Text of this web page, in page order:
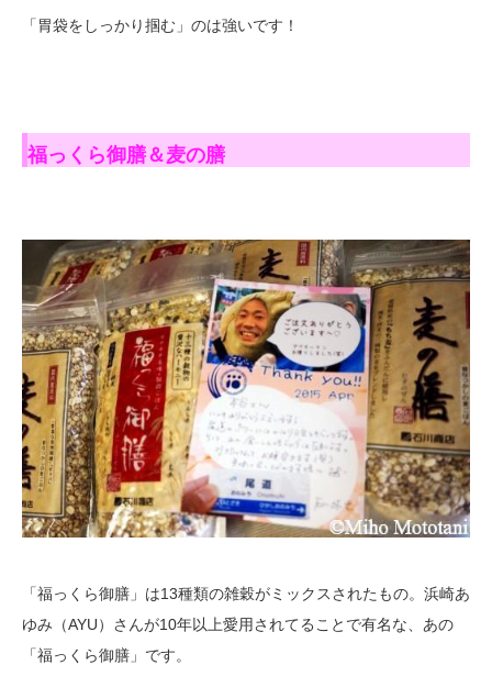
「胃袋をしっかり掴む」のは強いです！
福っくら御膳＆麦の膳
「福っくら御膳」は13種類の雑穀がミックスされたもの。浜崎あ
ゆみ（AYU）さんが10年以上愛用されてることで有名な、あの
「福っくら御膳」です。